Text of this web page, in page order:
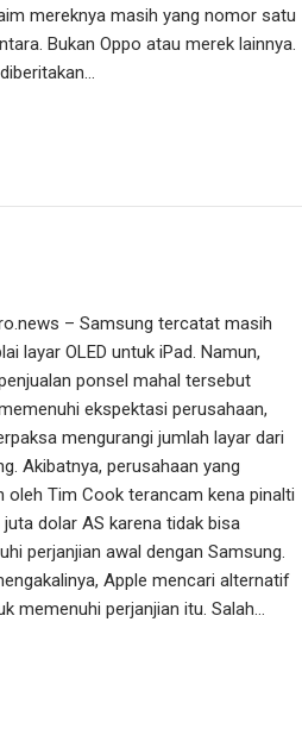
mereknya masih yang nomor satu
Bukan Oppo atau merek lainnya.
– Samsung tercatat masih
layar OLED untuk iPad. Namun,
ponsel mahal tersebut
ekspektasi perusahaan,
mengurangi jumlah layar dari
Akibatnya, perusahaan yang
oleh Tim Cook terancam kena pinalti
dolar AS karena tidak bisa
perjanjian awal dengan Samsung.
Apple mencari alternatif
memenuhi perjanjian itu. Salah…